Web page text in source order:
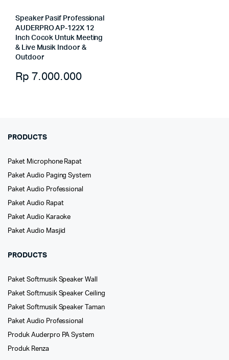
Speaker Pasif Professional
AUDERPRO AP-122X 12
Inch Cocok Untuk Meeting
& Live Musik Indoor &
Outdoor
Rp 7.000.000
PRODUCTS
Paket Microphone Rapat
Paket Audio Paging System
Paket Audio Professional
Paket Audio Rapat
Paket Audio Karaoke
Paket Audio Masjid
PRODUCTS
Paket Softmusik Speaker Wall
Paket Softmusik Speaker Ceiling
Paket Softmusik Speaker Taman
Paket Audio Professional
Produk Auderpro PA System
Produk Renza